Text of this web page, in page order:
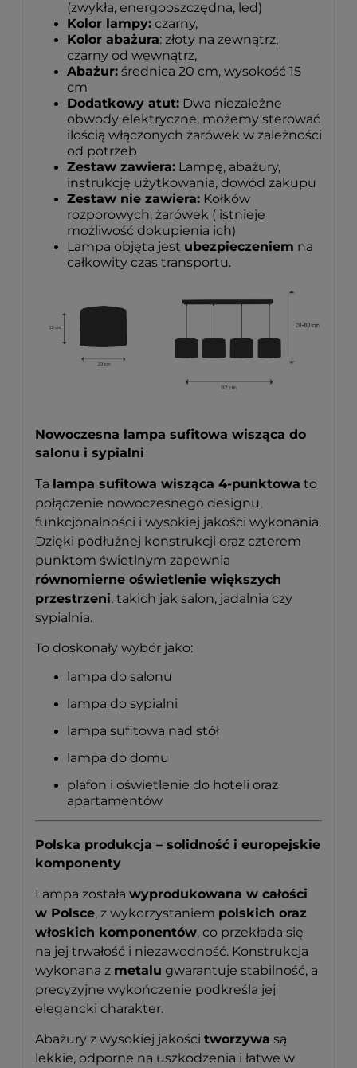
(zwykła, energooszczędna, led)
Kolor lampy: czarny,
Kolor abażura: złoty na zewnątrz,
czarny od wewnątrz,
Abażur: średnica 20 cm, wysokość 15
cm
Dodatkowy atut: Dwa niezależne
obwody elektryczne, możemy sterować
ilością włączonych żarówek w zależności
od potrzeb
Zestaw zawiera: Lampę, abażury,
instrukcję użytkowania, dowód zakupu
Zestaw nie zawiera: Kołków
rozporowych, żarówek ( istnieje
możliwość dokupienia ich)
Lampa objęta jest ubezpieczeniem na
całkowity czas transportu.
Nowoczesna lampa sufitowa wisząca do
salonu i sypialni
Ta lampa sufitowa wisząca 4-punktowa to
połączenie nowoczesnego designu,
funkcjonalności i wysokiej jakości wykonania.
Dzięki podłużnej konstrukcji oraz czterem
punktom świetlnym zapewnia
równomierne oświetlenie większych
przestrzeni, takich jak salon, jadalnia czy
sypialnia.
To doskonały wybór jako:
lampa do salonu
lampa do sypialni
lampa sufitowa nad stół
lampa do domu
plafon i oświetlenie do hoteli oraz
apartamentów
Polska produkcja – solidność i europejskie
komponenty
Lampa została wyprodukowana w całości
w Polsce, z wykorzystaniem polskich oraz
włoskich komponentów, co przekłada się
na jej trwałość i niezawodność. Konstrukcja
wykonana z metalu gwarantuje stabilność, a
precyzyjne wykończenie podkreśla jej
elegancki charakter.
Abażury z wysokiej jakości tworzywa są
lekkie, odporne na uszkodzenia i łatwe w